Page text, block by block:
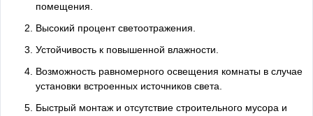
помещения.
Высокий процент светоотражения.
Устойчивость к повышенной влажности.
Возможность равномерного освещения комнаты в случае
установки встроенных источников света.
Быстрый монтаж и отсутствие строительного мусора и